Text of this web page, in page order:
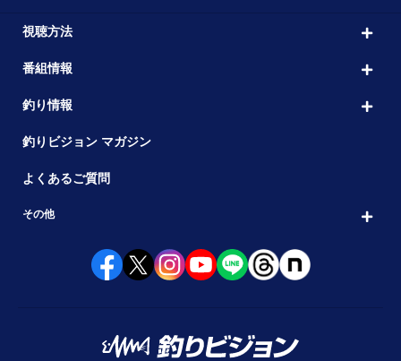
視聴方法
番組情報
釣り情報
釣りビジョン マガジン
よくあるご質問
その他